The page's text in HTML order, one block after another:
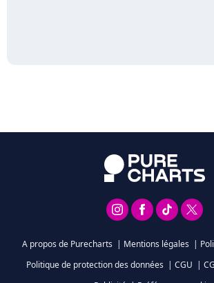
A propos de Purecharts | Mentions légales |
Politique de protection des données | CGU |